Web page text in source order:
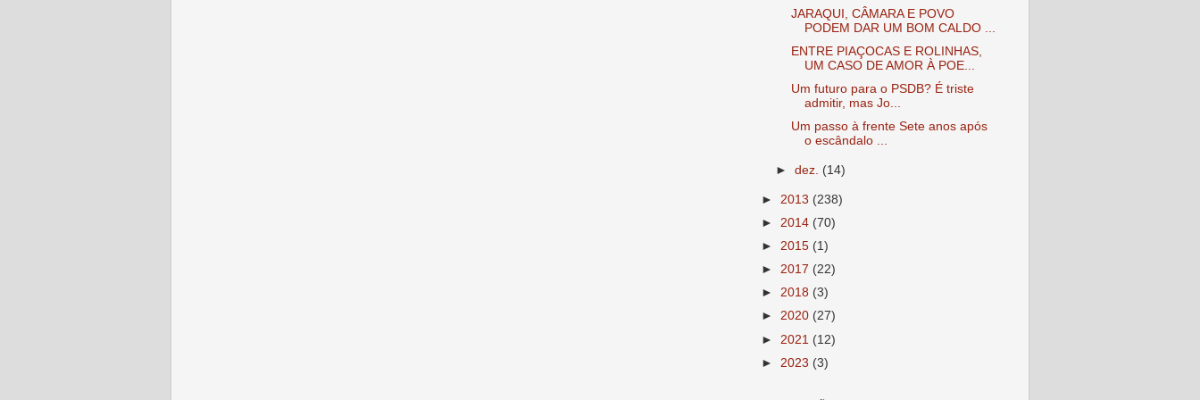
JARAQUI, CÂMARA E POVO
PODEM DAR UM BOM CALDO ...
ENTRE PIAÇOCAS E ROLINHAS,
UM CASO DE AMOR À POE...
Um futuro para o PSDB? É triste
admitir, mas Jo...
Um passo à frente Sete anos após
o escândalo ...
►dez. (14)
► 2013 (238)
► 2014 (70)
► 2015 (1)
► 2017 (22)
► 2018 (3)
► 2020 (27)
► 2021 (12)
► 2023 (3)